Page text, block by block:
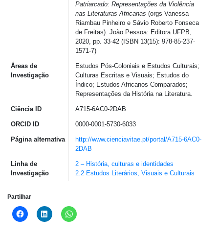
Patriarcado: Representações da Violência
nas Literaturas Africanas (orgs Vanessa
Riambau Pinheiro e Sávio Roberto Fonseca
de Freitas). João Pessoa: Editora UFPB,
2020, pp. 33-42 (ISBN 13(15): 978-85-237-
1571-7)
Áreas de
Investigação
Estudos Pós-Coloniais e Estudos Culturais;
Culturas Escritas e Visuais; Estudos do
Índico; Estudos African​os Comparados;
Representações da ​História ​na​ Literatura.
Ciência ID A715-6AC0-2DAB
ORCID ID 0000-0001-5730-6033
Página alternativa
http://www.cienciavitae.pt/portal/A715-6AC0-
2DAB
Linha de
Investigação
2 – História, culturas e identidades
2.2 Estudos Literários, Visuais e Culturais
Partilhar
Click
to
Click
to
Click
to